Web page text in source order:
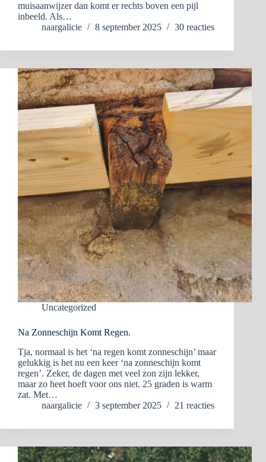
muisaanwijzer dan komt er rechts boven een pijl
inbeeld. Als…
naargalicie
8 september 2025 30 reacties
Uncategorized
Na Zonneschijn Komt Regen.
Tja, normaal is het ‘na regen komt zonneschijn’ maar
gelukkig is het nu een keer ‘na zonneschijn komt
regen’. Zeker, de dagen met veel zon zijn lekker,
maar zo heet hoeft voor ons niet. 25 graden is warm
zat. Met…
naargalicie
3 september 2025 21 reacties